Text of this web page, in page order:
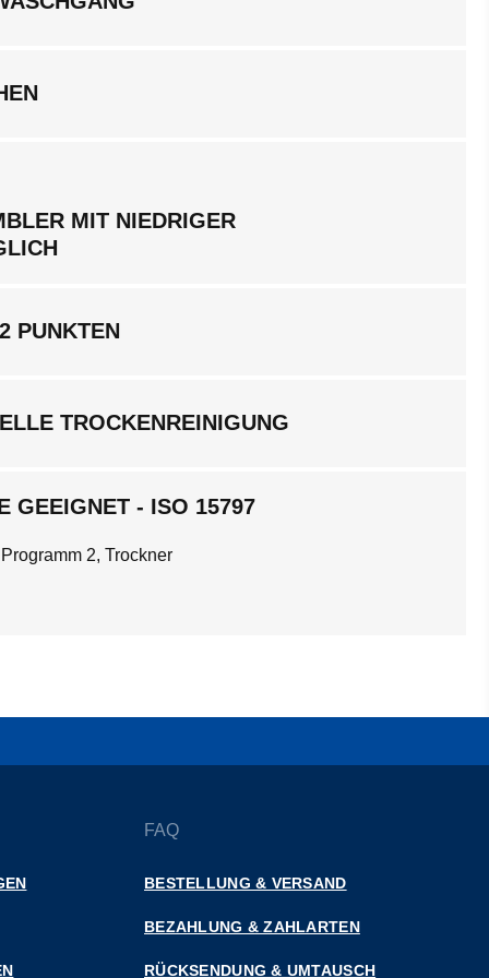
MIT NIEDRIGER
PUNKTEN
TROCKENREINIGUNG
GEEIGNET - ISO 15797
2, Trockner
FAQ
BESTELLUNG & VERSAND
BEZAHLUNG & ZAHLARTEN
RÜCKSENDUNG & UMTAUSCH